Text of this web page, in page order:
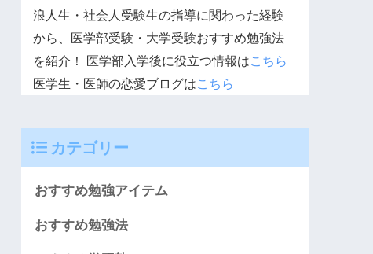
浪人生・社会人受験生の指導に関わった経験
から、医学部受験・大学受験おすすめ勉強法
を紹介！ 医学部入学後に役立つ情報はこちら
医学生・医師の恋愛ブログはこちら
カテゴリー
おすすめ勉強アイテム
おすすめ勉強法